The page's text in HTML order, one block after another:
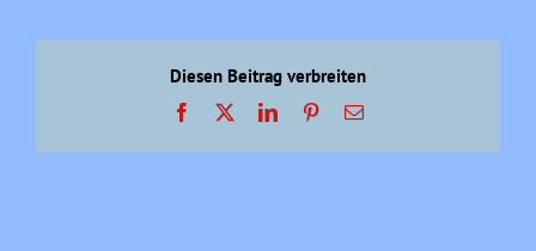
Diesen Beitrag verbreiten
Facebook LinkedInPinterest
E-